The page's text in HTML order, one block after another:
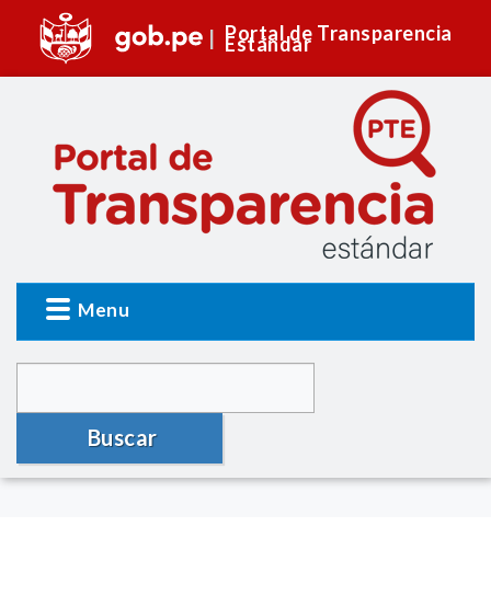
Portal de Transparencia
Estándar
Menu
Buscar